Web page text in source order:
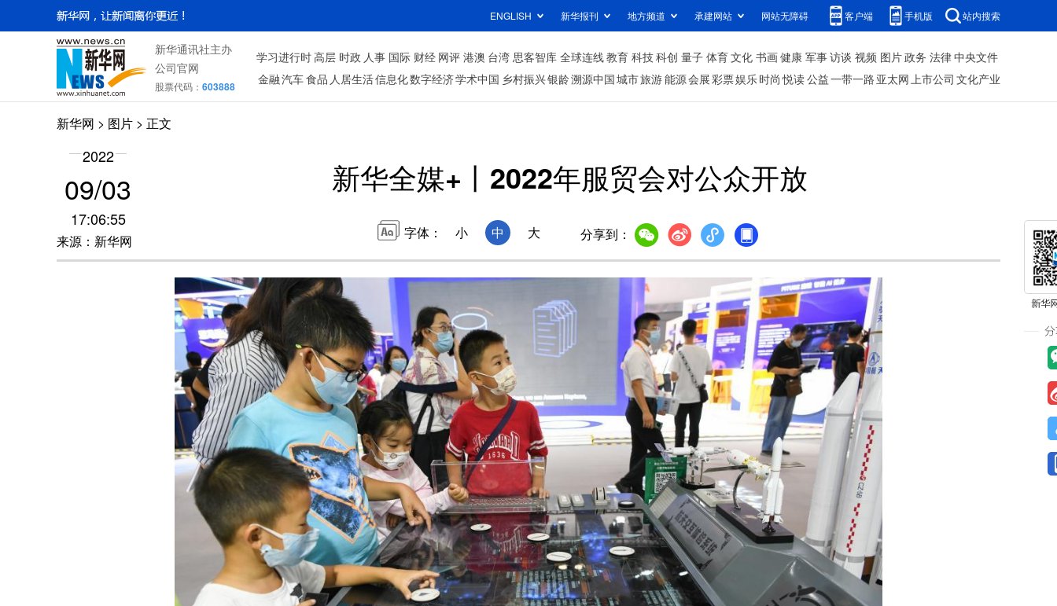
ENGLISH 新华报刊 地方频道 承建网站 网站无障碍 客户端 手机版 站内搜索
新华通讯社主办
公司官网
股票代码： 603888
学习进行时高层 时政 人事 国际 财经 网评 港澳 台湾 思客智库 全球连线教育 科技科创 量子 体育文化 书画健康 军事访谈 视频 图片政务 法律中央文件
金融汽车食品 人居生活信息化数字经济学术中国 乡村振兴银龄溯源中国城市旅游能源会展彩票娱乐时尚 悦读公益一带一路 亚太网上市公司 文化产业
新华网 > 图片 > 正文
2022
09/03
17:06:55
来源：新华网
新华全媒+丨2022年服贸会对公众开放
字体： 小 中 大 分享到：